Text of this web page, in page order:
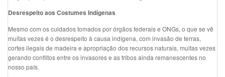
Desrespeito aos Costumes Indígenas
Mesmo com os cuidados tomados por órgãos federais e ONGs, o que se vê
muitas vezes é o desrespeito à causa indígena, com invasão de terras,
cortes ilegais de madeira e apropriação dos recursos naturais, muitas vezes
gerando conflitos entre os invasores e as tribos ainda remanescentes no
nosso país.